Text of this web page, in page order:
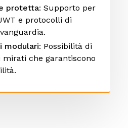
protetta: Supporto per
e protocolli di
modulari: Possibilità di
mirati che garantiscono